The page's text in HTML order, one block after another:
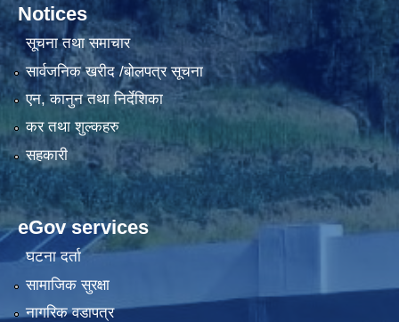
Notices
सूचना तथा समाचार
सार्वजनिक खरीद /बोलपत्र सूचना
एन, कानुन तथा निर्देशिका
कर तथा शुल्कहरु
सहकारी
eGov services
घटना दर्ता
सामाजिक सुरक्षा
नागरिक वडापत्र